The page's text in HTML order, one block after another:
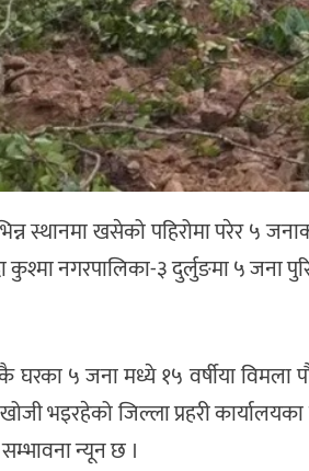
स्थानमा खसेको पहिरोमा परेर ५
कुश्मा नगरपालिका-३ दुर्लुङमा ५
घरका ५ जना मध्ये १५ वर्षीया
भइरहेको जिल्ला प्रहरी
न्यून छ ।